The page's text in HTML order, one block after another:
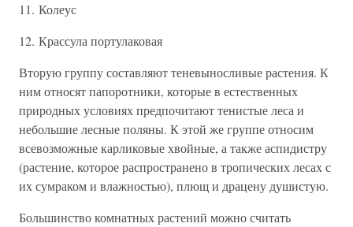
11. Колеус
12. Крассула портулаковая
Вторую группу составляют теневыносливые растения. К
ним относят папоротники, которые в естественных
природных условиях предпочитают тенистые леса и
небольшие лесные поляны. К этой же группе относим
всевозможные карликовые хвойные, а также аспидистру
(растение, которое распространено в тропических лесах с
их сумраком и влажностью), плющ и драцену душистую.
Большинство комнатных растений можно считать